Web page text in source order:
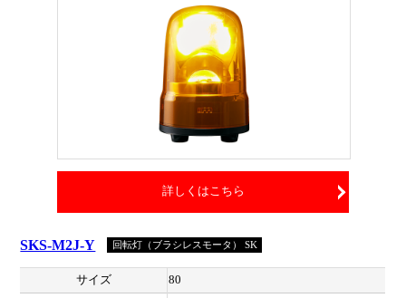
詳しくはこちら
SKS-M2J-Y 回転灯（ブラシレスモータ） SK
サイズ
80